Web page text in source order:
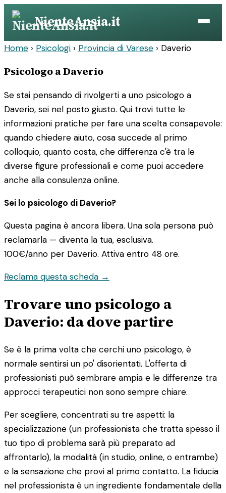
Vai
contenuto
NienteAnsia.it
Home › Psicologi › Provincia di Varese › Daverio
Psicologo a Daverio
Se stai pensando di rivolgerti a uno psicologo a
Daverio, sei nel posto giusto. Qui trovi tutte le
informazioni pratiche per fare una scelta consapevole:
quando chiedere aiuto, cosa succede al primo
colloquio, quanto costa, che differenza c'è tra le
diverse figure professionali e come puoi accedere
anche alla consulenza online.
Sei lo psicologo di Daverio?
Questa pagina è ancora libera. Una sola persona può
reclamarla — diventa la tua, esclusiva.
100€/anno per Daverio. Attiva entro 48 ore.
Reclama questa scheda →
Trovare uno psicologo a
Daverio: da dove partire
Se è la prima volta che cerchi uno psicologo, è
normale sentirsi un po' disorientati. L'offerta di
professionisti può sembrare ampia e le differenze tra
approcci terapeutici non sono sempre chiare.
Per scegliere, concentrati su tre aspetti: la
specializzazione (un professionista che tratta spesso il
tuo tipo di problema sarà più preparato ad
affrontarlo), la modalità (in studio, online, o entrambe)
e la sensazione che provi al primo contatto. La fiducia
nel professionista è un ingrediente fondamentale della